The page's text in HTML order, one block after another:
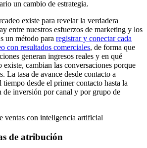
un cambio de estrategia.
existe para revelar la verdadera
entre nuestros esfuerzos de marketing y los
un método para registrar y conectar cada
con resultados comerciales, de forma que
generan ingresos reales y en qué
cambian las conversaciones porque
La tasa de avance desde contacto a
desde el primer contacto hasta la
de inversión por canal y por grupo de
de atribución